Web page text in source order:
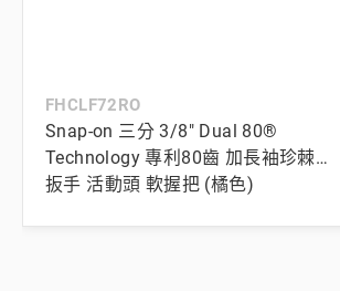
FHCLF72RO
Snap-on 三分 3/8" Dual 80®
Technology 專利80齒 加長袖珍棘輪
扳手 活動頭 軟握把 (橘色)